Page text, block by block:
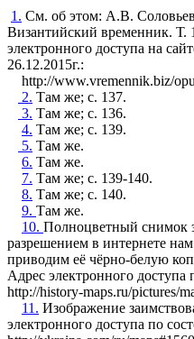
1. См. об этом: А.В.
Византийский временник. Т.
электронного доступа на
26.12.2015г.:
http://www.vremennik.biz/
2. Там же; с. 137.
3. Там же; с. 136.
4. Там же; с. 139.
5. Там же.
6. Там же.
7. Там же; с. 139-140.
8. Там же; с. 140.
9. Там же.
10. Полноцветный снимок
разрешением в интернете
приводим её чёрно-белую
Адрес электронного доступа
http://history-maps.ru/pictures/
11. Изображение
электронного доступа по